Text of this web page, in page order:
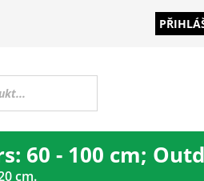
60 - 100 cm;
cm.